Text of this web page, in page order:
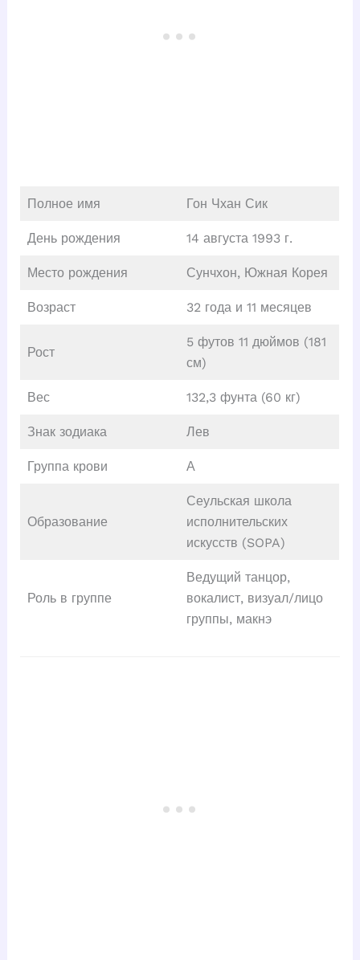
Полное имя Гон Чхан Сик
День рождения 14 августа 1993 г.
Место рождения Сунчхон, Южная Корея
Возраст 32 года и 11 месяцев
Рост
5 футов 11 дюймов (181
см)
Вес 132,3 фунта (60 кг)
Знак зодиака Лев
Группа крови А
Образование
Сеульская школа
исполнительских
искусств (SOPA)
Роль в группе
Ведущий танцор,
вокалист, визуал/лицо
группы, макнэ